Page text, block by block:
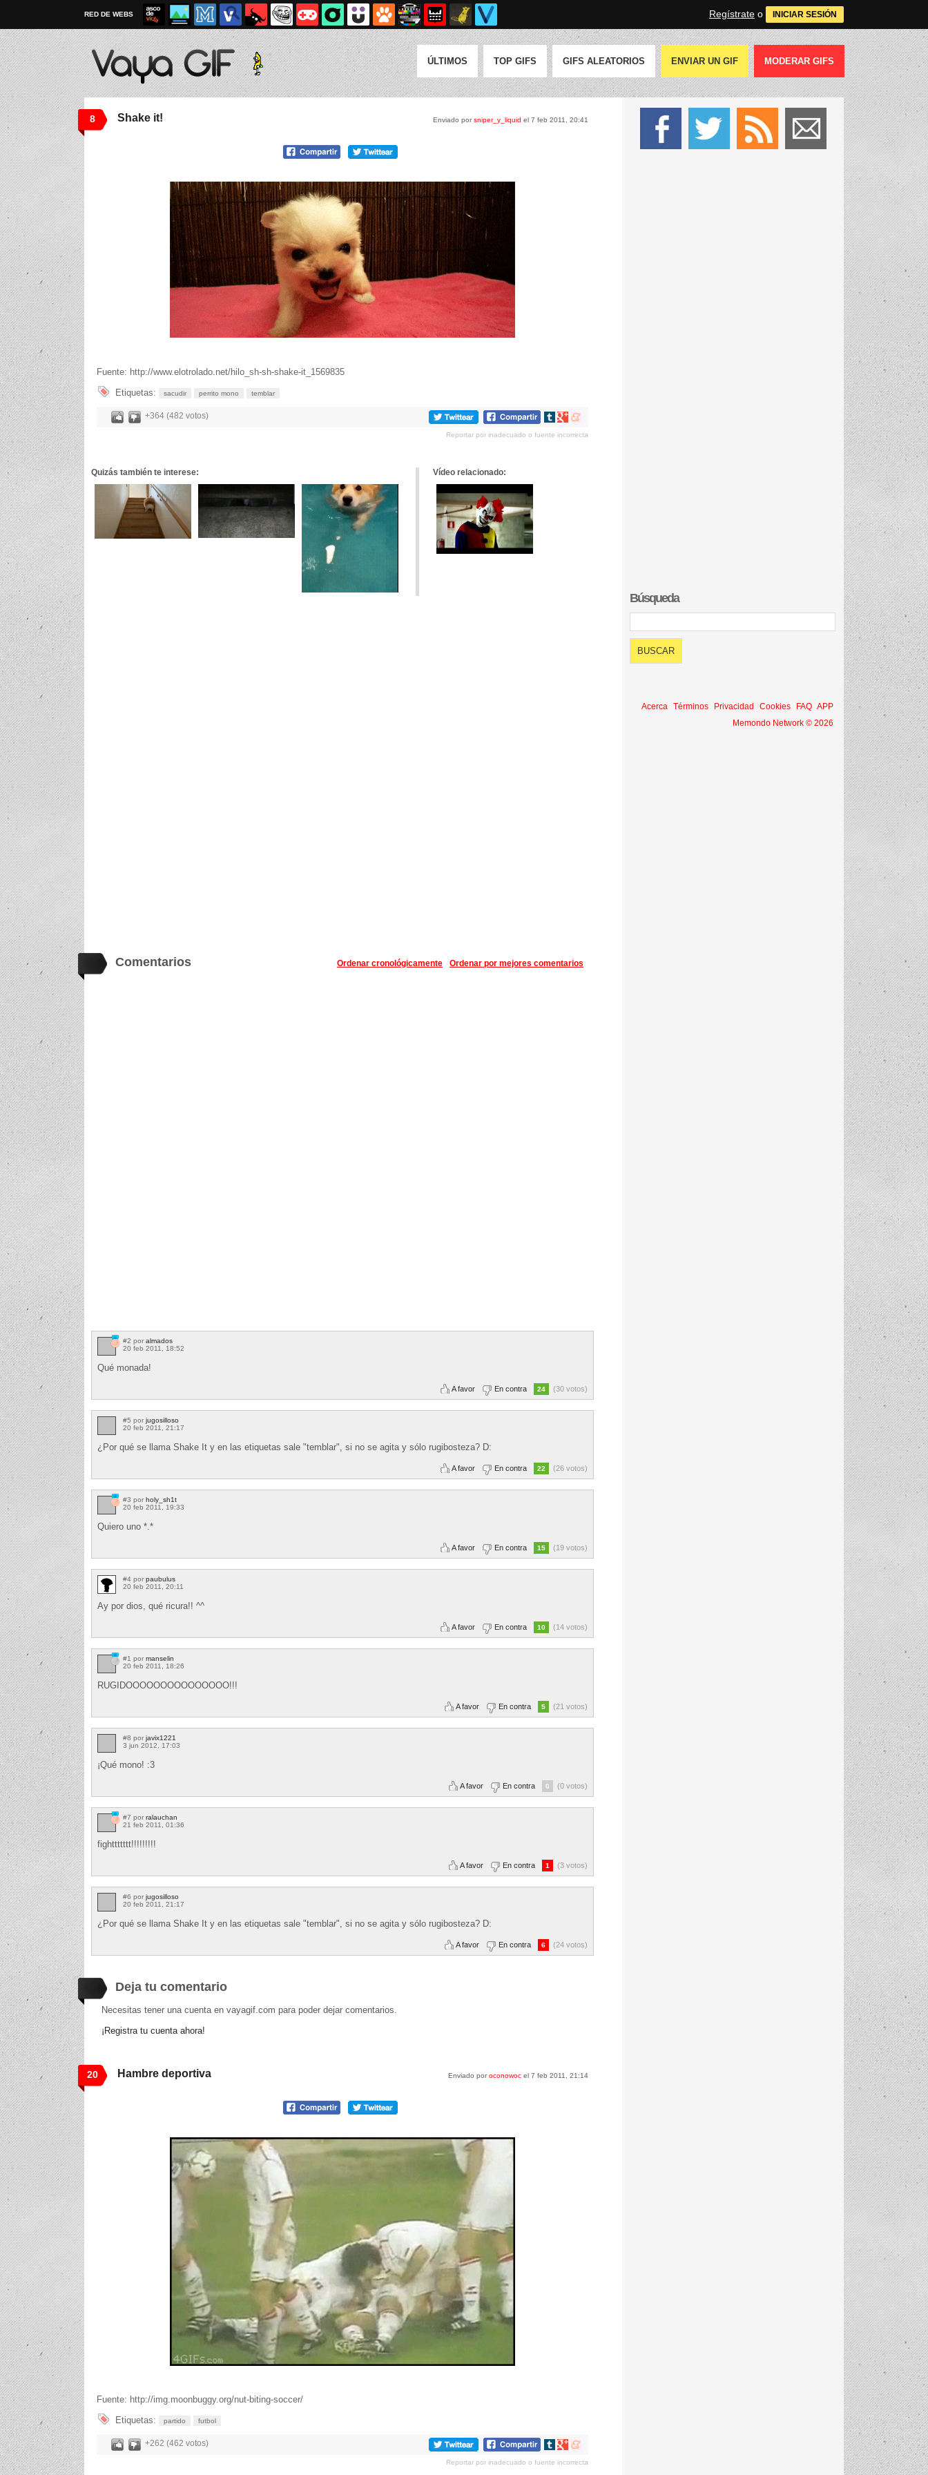
RED DE WEBS Regístrate o INICIAR SESIÓN
ÚLTIMOS TOP GIFS GIFS ALEATORIOS ENVIAR UN GIF MODERAR GIFS
8 Enviado porsniper_y_liquid el 7 feb 2011, 20:41
Shake it!
Fuente: http://www.elotrolado.net/hilo_sh-sh-shake-it_1569835
Etiquetas:
sacudir perrito mono temblar
+364 (482 votos)
Compartir
tumblr
Compartir
Google+
Compartir
meneame
Reportar por inadecuado o fuente incorrecta
Quizás también te interese: Vídeo relacionado:
Comentarios Ordenar por mejores comentarios
Ordenar cronológicamente
#2 por almados
20 feb 2011, 18:52
Qué monada!
A favor En contra 24 (30 votos)
#5 por jugosilloso
20 feb 2011, 21:17
¿Por qué se llama Shake It y en las etiquetas sale "temblar", si no se agita y sólo rugibosteza? D:
A favor En contra 22 (26 votos)
#3 por holy_sh1t
20 feb 2011, 19:33
Quiero uno *.*
A favor En contra 15 (19 votos)
#4 por paubulus
20 feb 2011, 20:11
Ay por dios, qué ricura!! ^^
A favor En contra 10 (14 votos)
#1 por manselin
20 feb 2011, 18:26
RUGIDOOOOOOOOOOOOOOO!!!
A favor En contra 5 (21 votos)
#8 por javix1221
3 jun 2012, 17:03
¡Qué mono! :3
A favor En contra 0 (0 votos)
#7 por ralauchan
21 feb 2011, 01:36
fighttttttt!!!!!!!!!
A favor En contra 1 (3 votos)
#6 por jugosilloso
20 feb 2011, 21:17
¿Por qué se llama Shake It y en las etiquetas sale "temblar", si no se agita y sólo rugibosteza? D:
A favor En contra 6 (24 votos)
Deja tu comentario
Necesitas tener una cuenta en vayagif.com para poder dejar comentarios.
¡Registra tu cuenta ahora!
20 Enviado poroconowoc el 7 feb 2011, 21:14
Hambre deportiva
Fuente: http://img.moonbuggy.org/nut-biting-soccer/
Etiquetas:
partido futbol
+262 (462 votos)
Compartir
tumblr
Compartir
Google+
Compartir
meneame
Reportar por inadecuado o fuente incorrecta
Búsqueda
Acerca Términos Privacidad Cookies FAQ APP
Memondo Network © 2026